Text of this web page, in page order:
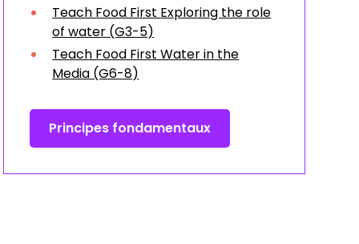
Teach Food First Exploring the role
of water (G3-5)
Teach Food First Water in the
Media (G6-8)
Principes fondamentaux